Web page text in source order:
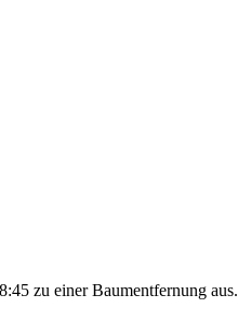
zu einer Baumentfernung aus.